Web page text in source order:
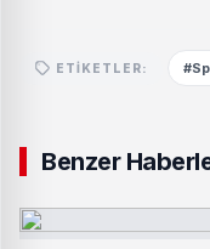
ETIKETLER:
Benzer